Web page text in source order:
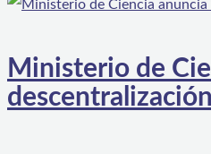
Ministerio de
descentralización